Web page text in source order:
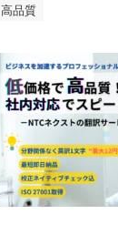
高品質